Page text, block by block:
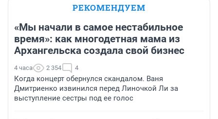
РЕКОМЕНДУЕМ
«Мы начали в самое нестабильное
время»: как многодетная мама из
Архангельска создала свой бизнес
4 часа 2 354 4
Когда концерт обернулся скандалом. Ваня
Дмитриенко извинился перед Линочкой Ли за
выступление сестры под ее голос